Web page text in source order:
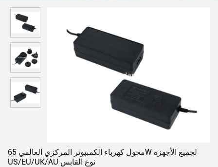
محول كهرباء الكمبيوتر المركزي العالمي 65W لجميع الأجهزة
US/EU/UK/AU نوع القابس